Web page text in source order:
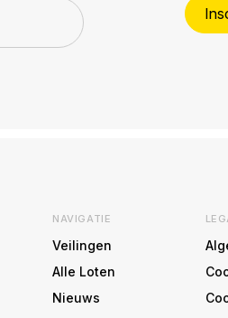
NAVIGATIE
Veilingen
Alle Loten
Nieuws